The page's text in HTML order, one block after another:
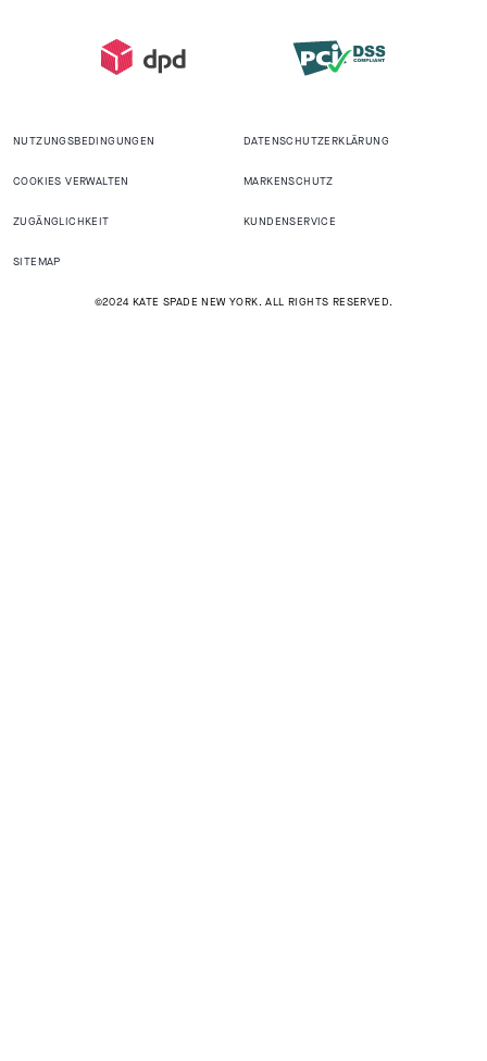
NUTZUNGSBEDINGUNGEN DATENSCHUTZERKLÄRUNG
COOKIES VERWALTEN MARKENSCHUTZ
ZUGÄNGLICHKEIT KUNDENSERVICE
SITEMAP
©2024 KATE SPADE NEW YORK. ALL RIGHTS RESERVED.